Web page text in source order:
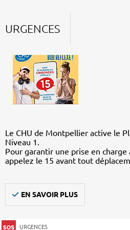
URGENCES
Le CHU de Montpellier active le
Niveau 1.
Pour garantir une prise en charge
appelez le 15 avant tout
EN SAVOIR PLUS
URGENCES